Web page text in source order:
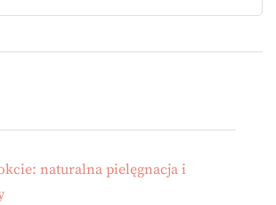
naturalna pielęgnacja i